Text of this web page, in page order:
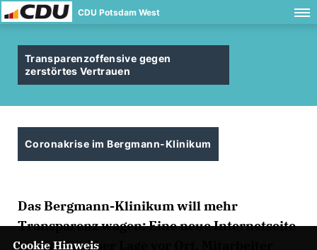
CDU Potsdam West
Transparenzoffensive gegen
zerstörtes Vertrauen
Coronakrise im Bergmann-Klinikum
Das Bergmann-Klinikum will mehr
Transparenz wagen: Eine neue Internetseite
informiert über Lage vor Ort. Mitarbeiter
Cookie Hinweis